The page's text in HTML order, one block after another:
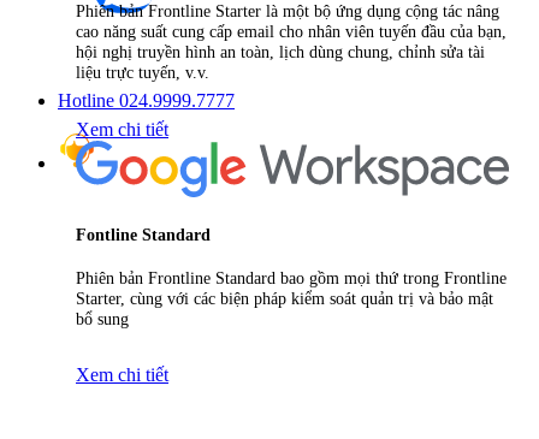
Hotline 024.9999.7777
Phiên bản Frontline Starter là một bộ ứng dụng cộng tác nâng
cao năng suất cung cấp email cho nhân viên tuyến đầu của bạn,
hội nghị truyền hình an toàn, lịch dùng chung, chỉnh sửa tài
liệu trực tuyến, v.v.
Xem chi tiết
Fontline Standard
Phiên bản Frontline Standard bao gồm mọi thứ trong Frontline
Starter, cùng với các biện pháp kiểm soát quản trị và bảo mật
bổ sung
Xem chi tiết